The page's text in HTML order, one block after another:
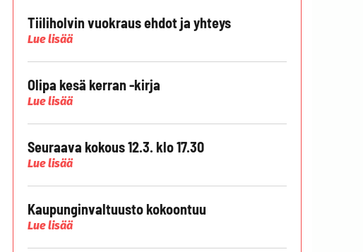
Tiiliholvin vuokraus ehdot ja yhteys
Lue lisää
Olipa kesä kerran -kirja
Lue lisää
Seuraava kokous 12.3. klo 17.30
Lue lisää
Kaupunginvaltuusto kokoontuu
Lue lisää